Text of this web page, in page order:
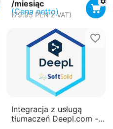
/miesiąc
(Cena netto)
(79.95 PLNz VAT)
Integracja z usługą
tłumaczeń Deepl.com -